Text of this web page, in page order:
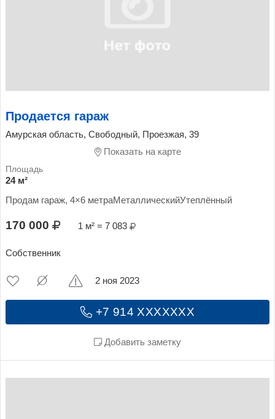
Продается гараж
Амурская область, Свободный, Проезжая, 39
Показать на карте
24 м²
Продам гараж, 4×6 метраМеталлическийУтеплённый
170 000 1 м² = 7 083
Собственник
+7 914 XXXXXXX
Добавить заметку
2 ноя 2023